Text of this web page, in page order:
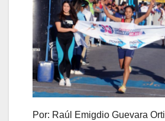
Por: Raúl Emigdio Guevara